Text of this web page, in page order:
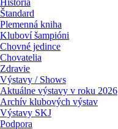
História
Štandard
Plemenná kniha
Kluboví šampióni
Chovné jedince
Chovatelia
Zdravie
Výstavy / Shows
Aktuálne výstavy v roku 2026
Archív klubových výstav
Výstavy SKJ
Podpora